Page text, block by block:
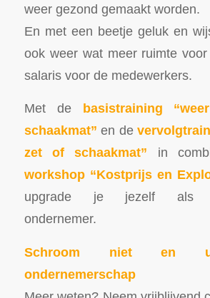
weer gezond gemaakt worden.
En met een beetje geluk en
ook weer wat meer ruimte
salaris voor de medewerkers.
Met de basistraining
schaakmat” en de
zet of schaakmat”
in
workshop “Kostprijs en
upgrade je jezelf als
ondernemer.
Schroom niet en
ondernemerschap